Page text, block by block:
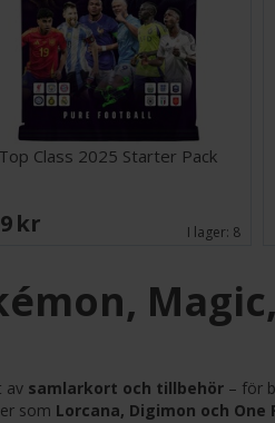
Top Class 2025 Starter Pack
SEK I lager: 8
av samlarkort och tillbehör – för
som Lorcana, Digimon och One